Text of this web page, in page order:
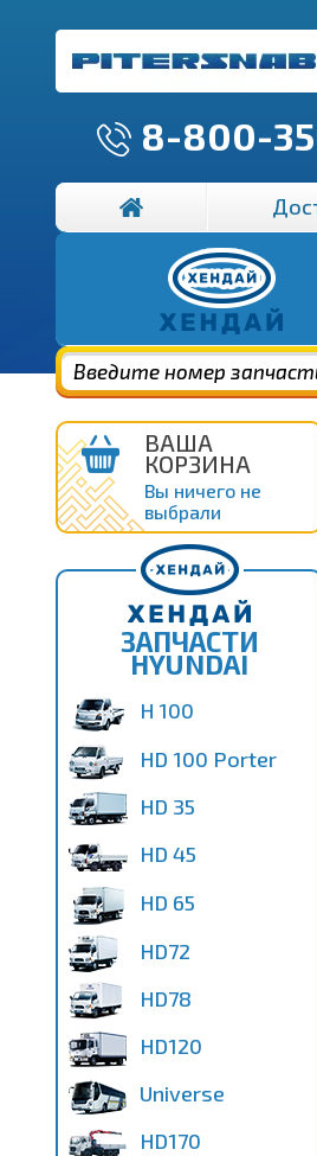
8-800-
ВАША
КОРЗИНА
Вы ничего не
выбрали
ЗАПЧАСТИ
HYUNDAI
H 100
HD 100 Porter
HD 35
HD 45
HD 65
HD72
HD78
HD120
Universe
HD170